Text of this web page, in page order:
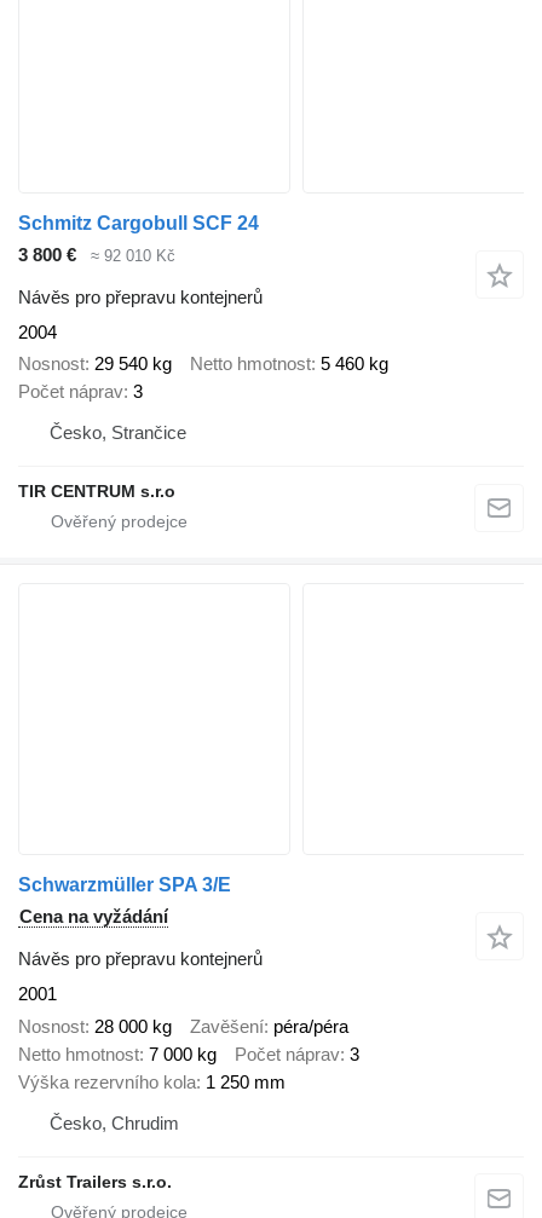
Schmitz Cargobull SCF 24
3 800 €
≈ 92 010 Kč
Návěs pro přepravu kontejnerů
2004
Nosnost 29 540 kg Netto hmotnost 5 460 kg
Počet náprav 3
Česko, Strančice
TIR CENTRUM s.r.o
Schwarzmüller SPA 3/E
Cena na vyžádání
Návěs pro přepravu kontejnerů
2001
Nosnost 28 000 kg Zavěšení péra/péra
Netto hmotnost 7 000 kg Počet náprav 3
Výška rezervního kola 1 250 mm
Česko, Chrudim
Zrůst Trailers s.r.o.